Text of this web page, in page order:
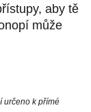
aby tě
může
určeno k přímé